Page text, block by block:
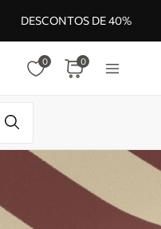
DESCONTOS DE 40%
0 0